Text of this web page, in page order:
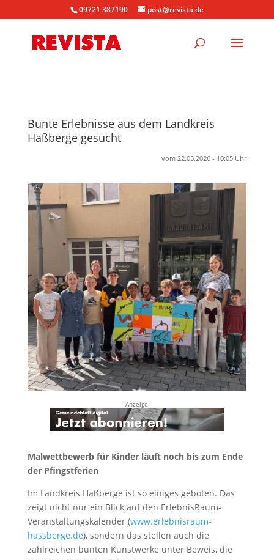
09721 387190 post@revista.de
Bunte Erlebnisse aus dem Landkreis
Haßberge gesucht
vom 22.05.2026 - 10:05 Uhr
Anzeige
Malwettbewerb für Kinder läuft noch bis zum Ende
der Pfingstferien
Im Landkreis Haßberge ist so einiges geboten. Das
zeigt nicht nur ein Blick auf den ErlebnisRaum-
Veranstaltungskalender (www.erlebnisraum-
hassberge.de), sondern das stellen auch die
zahlreichen bunten Kunstwerke unter Beweis, die